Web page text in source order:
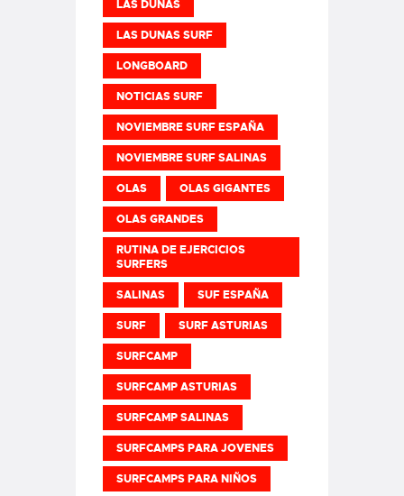
LAS DUNAS
LAS DUNAS SURF
LONGBOARD
NOTICIAS SURF
NOVIEMBRE SURF ESPAÑA
NOVIEMBRE SURF SALINAS
OLAS OLAS GIGANTES
OLAS GRANDES
RUTINA DE EJERCICIOS
SURFERS
SALINAS SUF ESPAÑA
SURF SURF ASTURIAS
SURFCAMP
SURFCAMP ASTURIAS
SURFCAMP SALINAS
SURFCAMPS PARA JOVENES
SURFCAMPS PARA NIÑOS